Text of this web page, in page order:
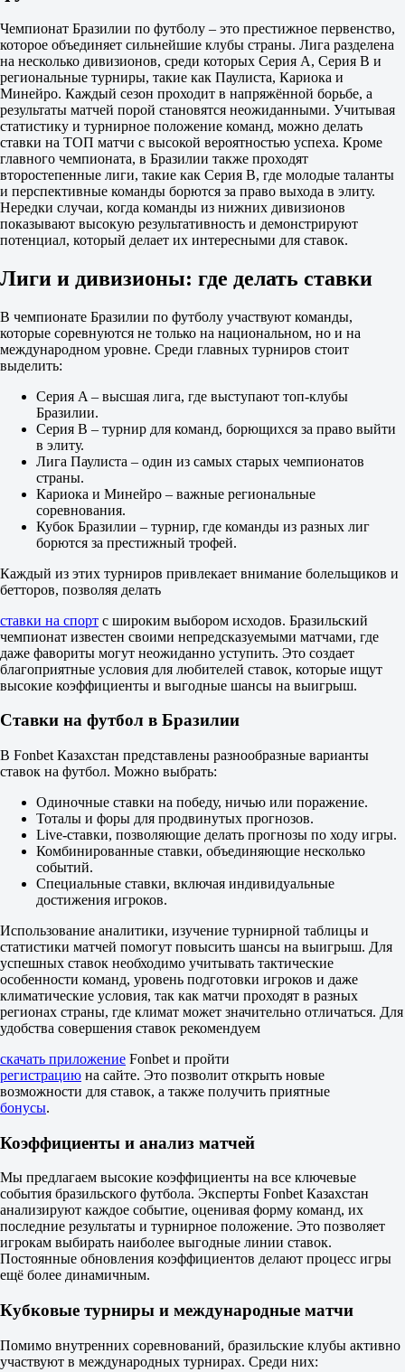
Нет
1.88
ИТ 1
Б
М
0.5
1.25
3.65
ИТ 2
Б
М
0.5
1.47
2.50
-
Витория Салвадор
10 августа в 01:30
1.22
6.00
12.50
1X
2.12
Тотал
М
2.5
1.60
2.30
Обе забьют
2.25
1.62
ИТ 1
Б
1.06
6.70
2.13
1.64
10 матчей
Хозяева — Гости
1.11
19.00
8.00
12
X2
1.05
-
Фора
2
-5.5
1.72
+5.5
2.00
Тотал
Б
26.5
1.93
ИТ 1
Б
Чемпионат Бразилии по футболу – это престижное первенство,
которое объединяет сильнейшие клубы страны. Лига разделена
на несколько дивизионов, среди которых Серия A, Серия B и
региональные турниры, такие как Паулиста, Кариока и
Минейро. Каждый сезон проходит в напряжённой борьбе, а
результаты матчей порой становятся неожиданными. Учитывая
статистику и турнирное положение команд, можно делать
ставки на ТОП матчи с высокой вероятностью успеха. Кроме
главного чемпионата, в Бразилии также проходят
второстепенные лиги, такие как Серия B, где молодые таланты
и перспективные команды борются за право выхода в элиту.
Нередки случаи, когда команды из нижних дивизионов
показывают высокую результативность и демонстрируют
потенциал, который делает их интересными для ставок.
Лиги и дивизионы: где делать ставки
В чемпионате Бразилии по футболу участвуют команды,
которые соревнуются не только на национальном, но и на
международном уровне. Среди главных турниров стоит
выделить:
Серия A – высшая лига, где выступают топ-клубы
Бразилии.
Серия B – турнир для команд, борющихся за право выйти
в элиту.
Лига Паулиста – один из самых старых чемпионатов
страны.
Кариока и Минейро – важные региональные
соревнования.
Кубок Бразилии – турнир, где команды из разных лиг
борются за престижный трофей.
Каждый из этих турниров привлекает внимание болельщиков и
бетторов, позволяя делать
ставки на спорт с широким выбором исходов. Бразильский
чемпионат известен своими непредсказуемыми матчами, где
даже фавориты могут неожиданно уступить. Это создает
благоприятные условия для любителей ставок, которые ищут
высокие коэффициенты и выгодные шансы на выигрыш.
Ставки на футбол в Бразилии
В Fonbet Казахстан представлены разнообразные варианты
ставок на футбол. Можно выбрать:
Одиночные ставки на победу, ничью или поражение.
Тоталы и форы для продвинутых прогнозов.
Live-ставки, позволяющие делать прогнозы по ходу игры.
Комбинированные ставки, объединяющие несколько
событий.
Специальные ставки, включая индивидуальные
достижения игроков.
Использование аналитики, изучение турнирной таблицы и
статистики матчей помогут повысить шансы на выигрыш. Для
успешных ставок необходимо учитывать тактические
особенности команд, уровень подготовки игроков и даже
климатические условия, так как матчи проходят в разных
регионах страны, где климат может значительно отличаться. Для
удобства совершения ставок рекомендуем
скачать приложение Fonbet и пройти
регистрацию на сайте. Это позволит открыть новые
возможности для ставок, а также получить приятные
бонусы.
Коэффициенты и анализ матчей
Мы предлагаем высокие коэффициенты на все ключевые
события бразильского футбола. Эксперты Fonbet Казахстан
анализируют каждое событие, оценивая форму команд, их
последние результаты и турнирное положение. Это позволяет
игрокам выбирать наиболее выгодные линии ставок.
Постоянные обновления коэффициентов делают процесс игры
ещё более динамичным.
Кубковые турниры и международные матчи
Помимо внутренних соревнований, бразильские клубы активно
участвуют в международных турнирах. Среди них: